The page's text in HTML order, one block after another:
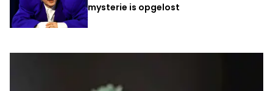
mysterie is opgelost
Laatste nieuws